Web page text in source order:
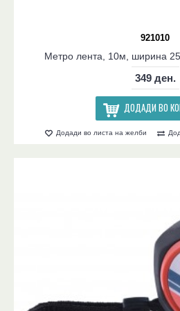
921010
Метро лента, 10м, ширина
349 ден.
ДОДАДИ ВО
Додади во листа на желби